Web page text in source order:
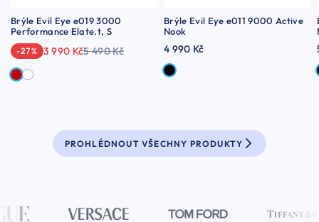
Brýle Evil Eye e019 3000
Performance Elate.t, S
-27 % 3 990 Kč5 490 Kč
Brýle Evil Eye e011 9000 Active
Nook
4 990 Kč
PROHLÉDNOUT VŠECHNY PRODUKTY